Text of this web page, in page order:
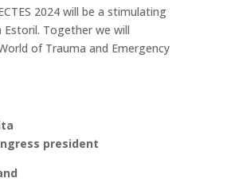
2024 will be a stimulating
Estoril. Together we will
of Trauma and Emergency
president